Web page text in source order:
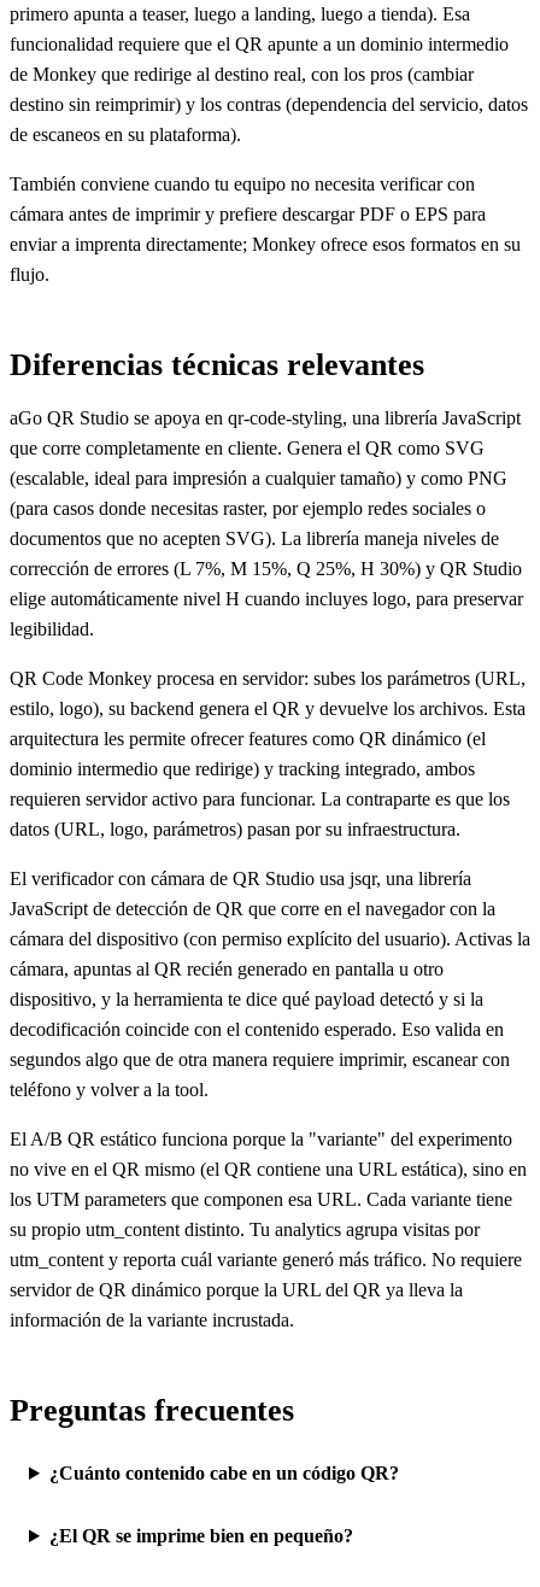
primero apunta a teaser, luego a landing, luego a tienda). Esa
funcionalidad requiere que el QR apunte a un dominio intermedio
de Monkey que redirige al destino real, con los pros (cambiar
destino sin reimprimir) y los contras (dependencia del servicio, datos
de escaneos en su plataforma).
También conviene cuando tu equipo no necesita verificar con
cámara antes de imprimir y prefiere descargar PDF o EPS para
enviar a imprenta directamente; Monkey ofrece esos formatos en su
flujo.
Diferencias técnicas relevantes
aGo QR Studio se apoya en qr-code-styling, una librería JavaScript
que corre completamente en cliente. Genera el QR como SVG
(escalable, ideal para impresión a cualquier tamaño) y como PNG
(para casos donde necesitas raster, por ejemplo redes sociales o
documentos que no acepten SVG). La librería maneja niveles de
corrección de errores (L 7%, M 15%, Q 25%, H 30%) y QR Studio
elige automáticamente nivel H cuando incluyes logo, para preservar
legibilidad.
QR Code Monkey procesa en servidor: subes los parámetros (URL,
estilo, logo), su backend genera el QR y devuelve los archivos. Esta
arquitectura les permite ofrecer features como QR dinámico (el
dominio intermedio que redirige) y tracking integrado, ambos
requieren servidor activo para funcionar. La contraparte es que los
datos (URL, logo, parámetros) pasan por su infraestructura.
El verificador con cámara de QR Studio usa jsqr, una librería
JavaScript de detección de QR que corre en el navegador con la
cámara del dispositivo (con permiso explícito del usuario). Activas la
cámara, apuntas al QR recién generado en pantalla u otro
dispositivo, y la herramienta te dice qué payload detectó y si la
decodificación coincide con el contenido esperado. Eso valida en
segundos algo que de otra manera requiere imprimir, escanear con
teléfono y volver a la tool.
El A/B QR estático funciona porque la "variante" del experimento
no vive en el QR mismo (el QR contiene una URL estática), sino en
los UTM parameters que componen esa URL. Cada variante tiene
su propio utm_content distinto. Tu analytics agrupa visitas por
utm_content y reporta cuál variante generó más tráfico. No requiere
servidor de QR dinámico porque la URL del QR ya lleva la
información de la variante incrustada.
Preguntas frecuentes
¿Cuánto contenido cabe en un código QR?
¿El QR se imprime bien en pequeño?